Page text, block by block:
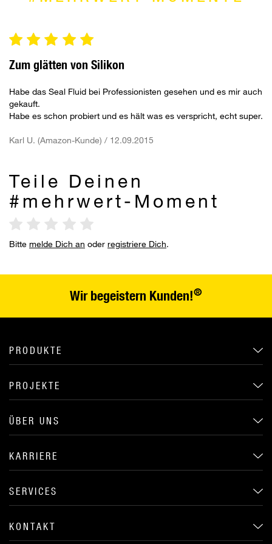
Zum glätten von Silikon
Habe das Seal Fluid bei Professionisten gesehen und es mir auch
gekauft.
Habe es schon probiert und es hält was es verspricht, echt super.
Karl U. (Amazon-Kunde) / 12.09.2015
Teile Deinen
#mehrwert-Moment
Bitte melde Dich an oder registriere Dich.
Wir begeistern Kunden!®
PRODUKTE
PROJEKTE
ÜBER UNS
KARRIERE
SERVICES
KONTAKT